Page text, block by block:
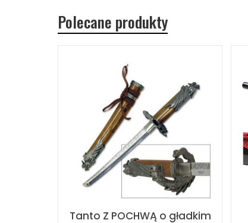
Polecane produkty
Tanto Z POCHWĄ o gładkim